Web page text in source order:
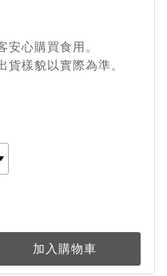
安心購買食用。
樣貌以實際為準。